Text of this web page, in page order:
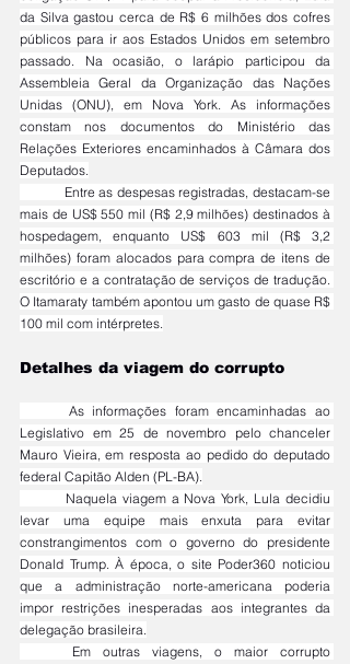
da Silva gastou cerca de R$ 6 milhões dos cofres
públicos para ir aos Estados Unidos em setembro
passado. Na ocasião, o larápio participou da
Assembleia Geral da Organização das Nações
Unidas (ONU), em Nova York. As informações
constam nos documentos do Ministério das
Relações Exteriores encaminhados à Câmara dos
Deputados.
mais de US$ 550 mil (R$ 2,9 milhões) destinados à
hospedagem, enquanto US$ 603 mil (R$ 3,2
milhões) foram alocados para compra de itens de
escritório e a contratação de serviços de tradução.
O Itamaraty também apontou um gasto de quase R$
100 mil com intérpretes.
Detalhes da viagem do corrupto
Legislativo em 25 de novembro pelo chanceler
Mauro Vieira, em resposta ao pedido do deputado
federal Capitão Alden (PL-BA).
levar uma equipe mais enxuta para evitar
constrangimentos com o governo do presidente
Donald Trump. À época, o site Poder360 noticiou
que a administração norte-americana poderia
impor restrições inesperadas aos integrantes da
delegação brasileira.